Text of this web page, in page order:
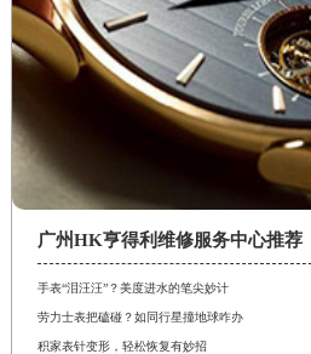
广州HK亨得利维修服务中心推荐
手表“泪汪汪”？美度进水的笔尖妙计
劳力士表把磕碰？如同行星撞地球咋办
积家表针变形，轻松恢复有妙招